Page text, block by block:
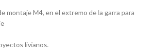
montaje M4, en el extremo de la garra para
livianos.